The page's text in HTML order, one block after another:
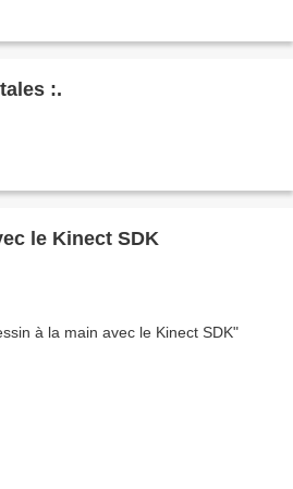
:.
le Kinect SDK